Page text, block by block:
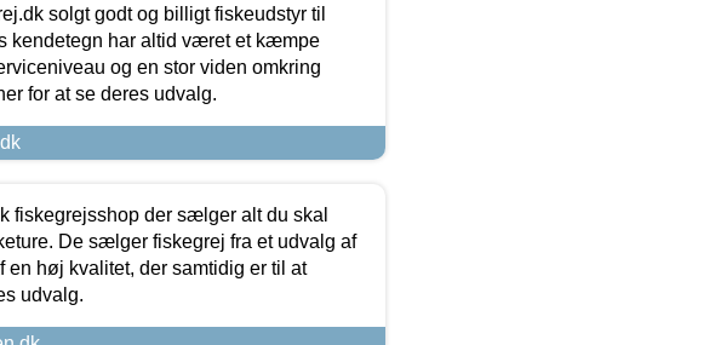
solgt godt og billigt fiskeudstyr til
kendetegn har altid været et kæmpe
og en stor viden omkring
for at se deres udvalg.
fiskegrejsshop der sælger alt du skal
De sælger fiskegrej fra et udvalg af
høj kvalitet, der samtidig er til at
udvalg.